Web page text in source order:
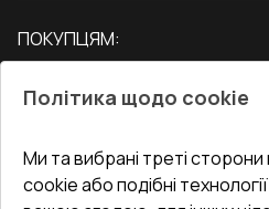
Двері
ПОКУПЦЯМ:
Блог
Адреса гіпермаркета
СЕРВІС ТА ОБЛУГОВУВАННЯ:
Доставка і Оплата
Гарантія та Сервіс
КОНТАКТИ
Політика щодо cookie
Ми та вибрані треті
cookie або подібні